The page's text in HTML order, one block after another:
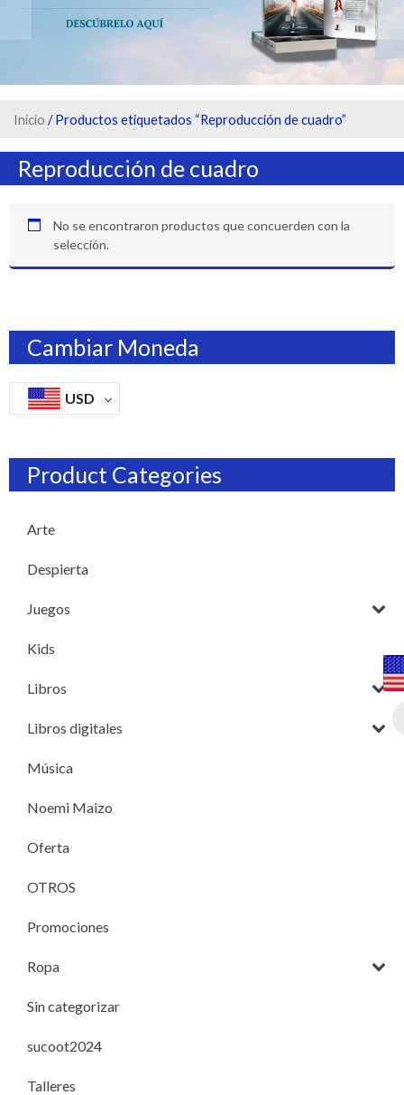
Inicio / Productos etiquetados “Reproducción de cuadro”
Reproducción de cuadro
No se encontraron productos que concuerden con la
selección.
Cambiar Moneda
USD
Product Categories
Arte
Despierta
Juegos
Kids
Libros
Libros digitales
Música
Noemi Maizo
Oferta
OTROS
Promociones
Ropa
Sin categorizar
sucoot2024
Talleres